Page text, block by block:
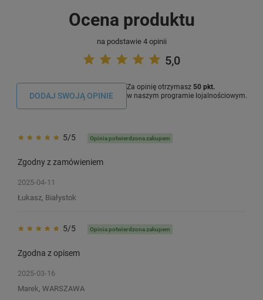
x 8 m / przezroczysta / czarny nadruk
/ do drukarek Casio
Ocena produktu
na podstawie 4 opinii
5,0
DODAJ SWOJĄ OPINIE
Za opinię otrzymasz 50 pkt.
w naszym programie lojalnościowym.
5/5 Opinia potwierdzona zakupem
Zgodny z zamówieniem
2025-04-11
Łukasz, Białystok
5/5 Opinia potwierdzona zakupem
Zgodna z opisem
2025-03-16
Marek, WARSZAWA